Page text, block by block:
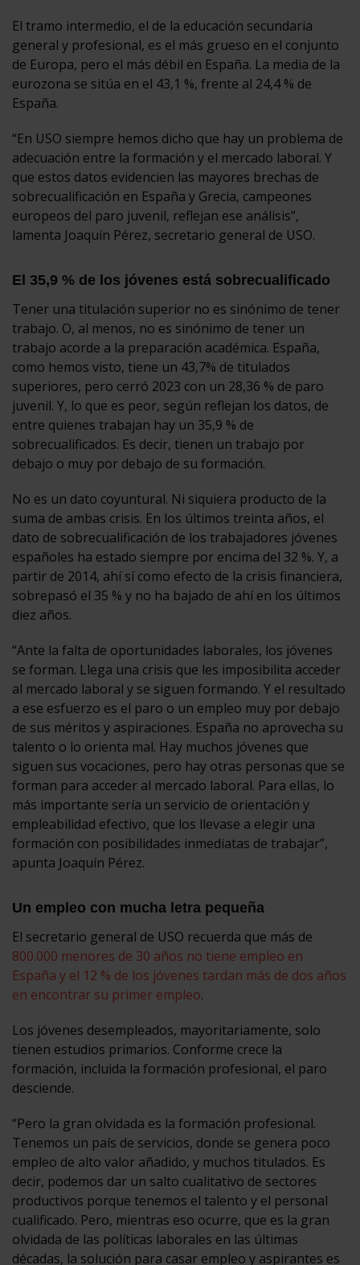
El tramo intermedio, el de la educación secundaria
general y profesional, es el más grueso en el conjunto
de Europa, pero el más débil en España. La media de la
eurozona se sitúa en el 43,1 %, frente al 24,4 % de
España.
“En USO siempre hemos dicho que hay un problema de
adecuación entre la formación y el mercado laboral. Y
que estos datos evidencien las mayores brechas de
sobrecualificación en España y Grecia, campeones
europeos del paro juvenil, reflejan ese análisis”,
lamenta Joaquín Pérez, secretario general de USO.
El 35,9 % de los jóvenes está sobrecualificado
Tener una titulación superior no es sinónimo de tener
trabajo. O, al menos, no es sinónimo de tener un
trabajo acorde a la preparación académica. España,
como hemos visto, tiene un 43,7% de titulados
superiores, pero cerró 2023 con un 28,36 % de paro
juvenil. Y, lo que es peor, según reflejan los datos, de
entre quienes trabajan hay un 35,9 % de
sobrecualificados. Es decir, tienen un trabajo por
debajo o muy por debajo de su formación.
No es un dato coyuntural. Ni siquiera producto de la
suma de ambas crisis. En los últimos treinta años, el
dato de sobrecualificación de los trabajadores jóvenes
españoles ha estado siempre por encima del 32 %. Y, a
partir de 2014, ahí sí como efecto de la crisis financiera,
sobrepasó el 35 % y no ha bajado de ahí en los últimos
diez años.
“Ante la falta de oportunidades laborales, los jóvenes
se forman. Llega una crisis que les imposibilita acceder
al mercado laboral y se siguen formando. Y el resultado
a ese esfuerzo es el paro o un empleo muy por debajo
de sus méritos y aspiraciones. España no aprovecha su
talento o lo orienta mal. Hay muchos jóvenes que
siguen sus vocaciones, pero hay otras personas que se
forman para acceder al mercado laboral. Para ellas, lo
más importante sería un servicio de orientación y
empleabilidad efectivo, que los llevase a elegir una
formación con posibilidades inmediatas de trabajar”,
apunta Joaquín Pérez.
Un empleo con mucha letra pequeña
El secretario general de USO recuerda que más de
800.000 menores de 30 años no tiene empleo en
España y el 12 % de los jóvenes tardan más de dos años
en encontrar su primer empleo.
Los jóvenes desempleados, mayoritariamente, solo
tienen estudios primarios. Conforme crece la
formación, incluida la formación profesional, el paro
desciende.
“Pero la gran olvidada es la formación profesional.
Tenemos un país de servicios, donde se genera poco
empleo de alto valor añadido, y muchos titulados. Es
decir, podemos dar un salto cualitativo de sectores
productivos porque tenemos el talento y el personal
cualificado. Pero, mientras eso ocurre, que es la gran
olvidada de las políticas laborales en las últimas
décadas, la solución para casar empleo y aspirantes es